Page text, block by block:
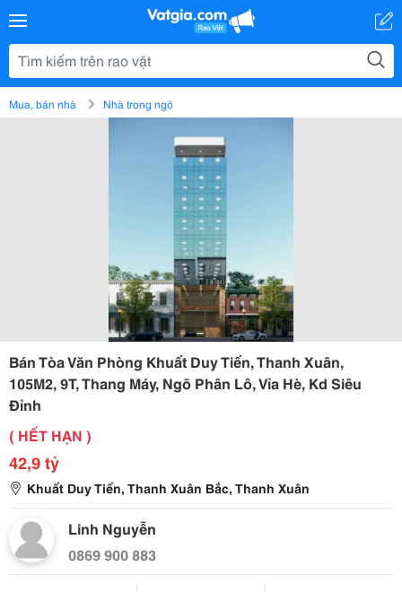
Mua, bán nhà Nhà trong ngõ
Bán Tòa Văn Phòng Khuất Duy Tiến, Thanh Xuân,
105M2, 9T, Thang Máy, Ngõ Phân Lô, Vỉa Hè, Kd Siêu
Đỉnh
( HẾT HẠN )
42,9 tỷ
Khuất Duy Tiến, Thanh Xuân Bắc, Thanh Xuân
Linh Nguyễn
0869 900 883